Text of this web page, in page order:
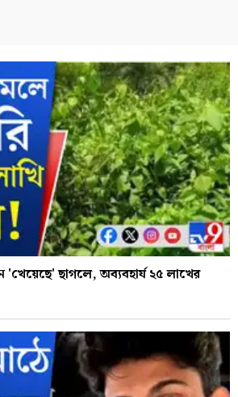
'খেয়েছে' ছাগলে, অব্যবহার্য ২৫ লাখের